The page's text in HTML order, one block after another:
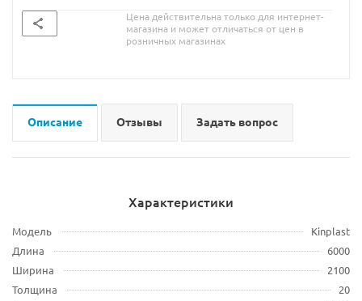
Цена действительна только для интернет-
магазина и может отличаться от цен в
розничных магазинах
Описание Отзывы Задать вопрос
Характеристики
Модель
Kinplast
Длина
6000
Ширина
2100
Толщина
20